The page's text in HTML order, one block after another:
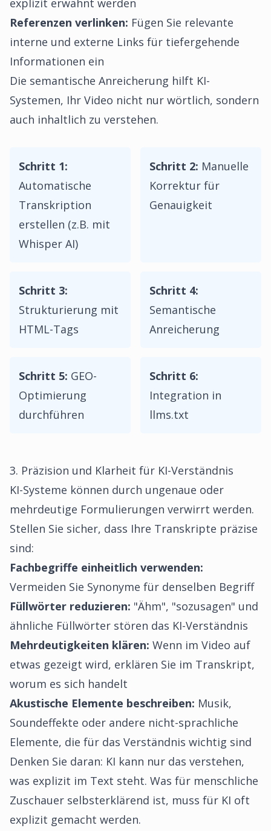
explizit erwähnt werden
Referenzen verlinken: Fügen Sie relevante
interne und externe Links für tiefergehende
Informationen ein
Die semantische Anreicherung hilft KI-
Systemen, Ihr Video nicht nur wörtlich, sondern
auch inhaltlich zu verstehen.
Schritt 1:
Automatische
Transkription
erstellen (z.B. mit
Whisper AI)
Schritt 2: Manuelle
Korrektur für
Genauigkeit
Schritt 3:
Strukturierung mit
HTML-Tags
Schritt 4:
Semantische
Anreicherung
Schritt 5: GEO-
Optimierung
durchführen
Schritt 6:
Integration in
llms.txt
3. Präzision und Klarheit für KI-Verständnis
KI-Systeme können durch ungenaue oder
mehrdeutige Formulierungen verwirrt werden.
Stellen Sie sicher, dass Ihre Transkripte präzise
sind:
Fachbegriffe einheitlich verwenden:
Vermeiden Sie Synonyme für denselben Begriff
Füllwörter reduzieren: "Ähm", "sozusagen" und
ähnliche Füllwörter stören das KI-Verständnis
Mehrdeutigkeiten klären: Wenn im Video auf
etwas gezeigt wird, erklären Sie im Transkript,
worum es sich handelt
Akustische Elemente beschreiben: Musik,
Soundeffekte oder andere nicht-sprachliche
Elemente, die für das Verständnis wichtig sind
Denken Sie daran: KI kann nur das verstehen,
was explizit im Text steht. Was für menschliche
Zuschauer selbsterklärend ist, muss für KI oft
explizit gemacht werden.